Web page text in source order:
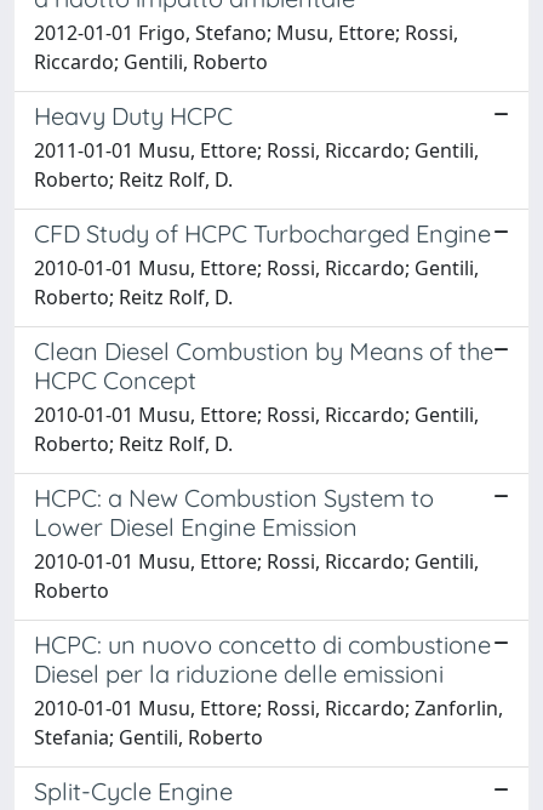
2012-01-01 Frigo, Stefano; Musu, Ettore; Rossi,
Riccardo; Gentili, Roberto
Heavy Duty HCPC
2011-01-01 Musu, Ettore; Rossi, Riccardo; Gentili,
Roberto; Reitz Rolf, D.
CFD Study of HCPC Turbocharged Engine
2010-01-01 Musu, Ettore; Rossi, Riccardo; Gentili,
Roberto; Reitz Rolf, D.
Clean Diesel Combustion by Means of the
HCPC Concept
2010-01-01 Musu, Ettore; Rossi, Riccardo; Gentili,
Roberto; Reitz Rolf, D.
HCPC: a New Combustion System to
Lower Diesel Engine Emission
2010-01-01 Musu, Ettore; Rossi, Riccardo; Gentili,
Roberto
HCPC: un nuovo concetto di combustione
Diesel per la riduzione delle emissioni
2010-01-01 Musu, Ettore; Rossi, Riccardo; Zanforlin,
Stefania; Gentili, Roberto
Split-Cycle Engine